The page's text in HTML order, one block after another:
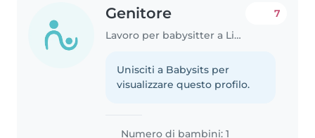
Genitore
Lavoro per babysitter a Livorno
7
Unisciti a Babysits per
visualizzare questo profilo.
Numero di bambini: 1